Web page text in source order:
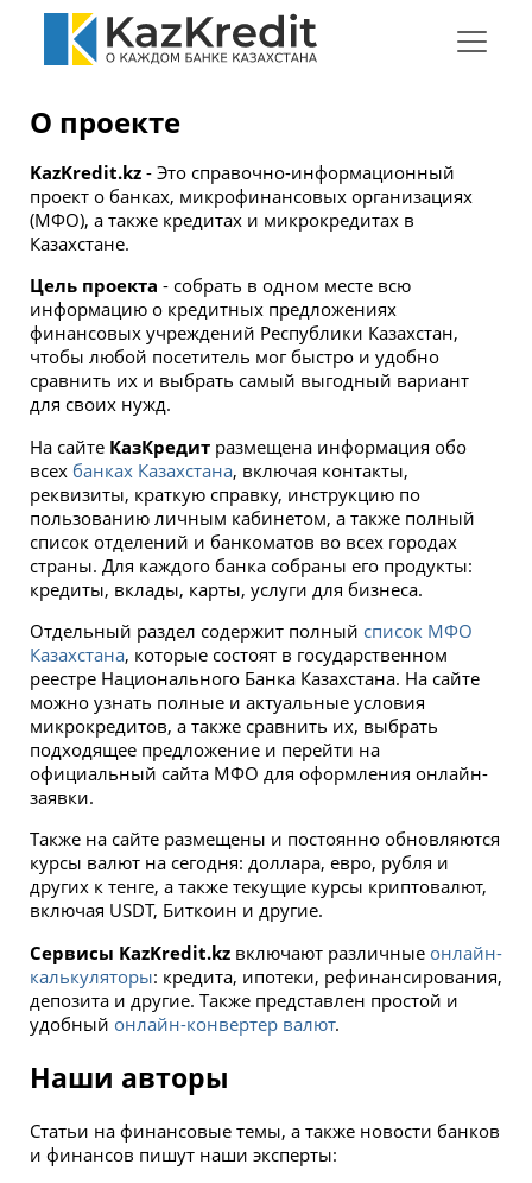
Меню
О проекте
KazKredit.kz- Это справочно-информационный
проект о банках, микрофинансовых организациях
(МФО), а также кредитах и микрокредитах в
Казахстане.
Цель проекта - собрать в одном месте всю
информацию о кредитных предложениях
финансовых учреждений Республики Казахстан,
чтобы любой посетитель мог быстро и удобно
сравнить их и выбрать самый выгодный вариант
для своих нужд.
На сайте КазКредитразмещена информация обо
всех банках Казахстана, включая контакты,
реквизиты, краткую справку, инструкцию по
пользованию личным кабинетом, а также полный
список отделений и банкоматов во всех городах
страны. Для каждого банка собраны его продукты:
кредиты, вклады, карты, услуги для бизнеса.
Отдельный раздел содержит полный список МФО
Казахстана, которые состоят в государственном
реестре Национального Банка Казахстана. На сайте
можно узнать полные и актуальные условия
микрокредитов, а также сравнить их, выбрать
подходящее предложение и перейти на
официальный сайта МФО для оформления онлайн-
заявки.
Также на сайте размещены и постоянно обновляются
курсы валют на сегодня: доллара, евро, рубля и
других к тенге, а также текущие курсы криптовалют,
включая USDT, Биткоин и другие.
Сервисы KazKredit.kzвключают различные онлайн-
калькуляторы: кредита, ипотеки, рефинансирования,
депозита и другие. Также представлен простой и
удобный онлайн-конвертер валют.
Наши авторы
Статьи на финансовые темы, а также новости банков
и финансов пишут наши эксперты: